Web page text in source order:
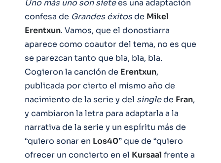
Uno más uno son sietees una adaptación
confesa de Grandes éxitosde Mikel
Erentxun. Vamos, que el donostiarra
aparece como coautor del tema, no es que
se parezcan tanto que bla, bla, bla.
Cogieron la canción de Erentxun,
publicada por cierto el mismo año de
nacimiento de la serie y del singlede Fran,
y cambiaron la letra para adaptarla a la
narrativa de la serie y un espíritu más de
“quiero sonar en Los40” que de “quiero
ofrecer un concierto en el Kursaal frente a